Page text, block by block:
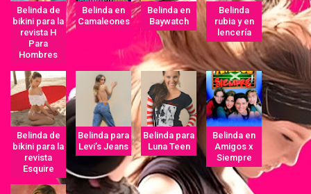
Belinda de
bikini para la
revista H
Para
Hombres
Belinda en
Camaleones
Belinda en
Baywatch
Belinda
rubia y en
lencería
Belinda de
bikini para la
revista
Esquire
Belinda para
Levi’s Jeans
Belinda para
Luna Teen
Belinda en
Amigos x
Siempre